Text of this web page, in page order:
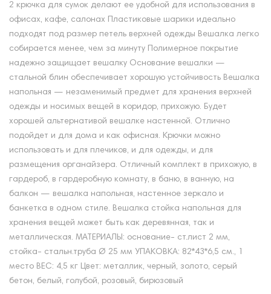
2 крючка для сумок делают ее удобной для использования в
офисах, кафе, салонах Пластиковые шарики идеально
подходят под размер петель верхней одежды Вешалка легко
собирается менее, чем за минуту Полимерное покрытие
надежно защищает вешалку Основание вешалки —
стальной блин обеспечивает хорошую устойчивость Вешалка
напольная — незаменимый предмет для хранения верхней
одежды и носимых вещей в коридор, прихожую. Будет
хорошей альтернативой вешалке настенной. Отлично
подойдет и для дома и как офисная. Крючки можно
использовать и для плечиков, и для одежды, и для
размещения органайзера. Отличный комплект в прихожую, в
гардероб, в гардеробную комнату, в баню, в ванную, на
балкон — вешалка напольная, настенное зеркало и
банкетка в одном стиле. Вешалка стойка напольная для
хранения вещей может быть как деревянная, так и
металлическая. МАТЕРИАЛЫ: основание- ст.лист 2 мм,
стойка- стальн.труба Ø 25 мм УПАКОВКА: 82*43*6,5 см., 1
место ВЕС: 4,5 кг Цвет: металлик, черный, золото, серый
бетон, белый, голубой, розовый, бирюзовый